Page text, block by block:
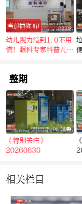
03:08
当前播放
幼儿视力没到1.0不用
慌！眼科专家科普儿童
整期
06-30期
《特别关注》
20260630
相关栏目